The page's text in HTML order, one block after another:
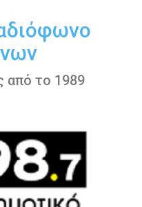
από το 1989